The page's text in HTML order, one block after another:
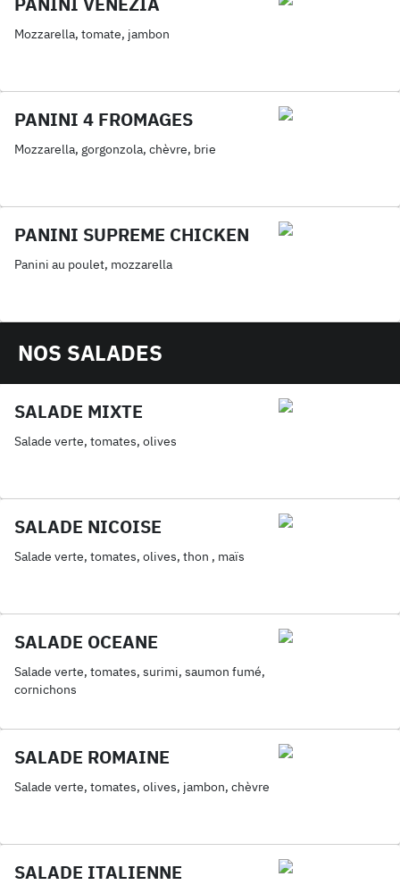
Mozzarella, tomate, jambon
PANINI 4 FROMAGES
Mozzarella, gorgonzola, chèvre, brie
PANINI SUPREME CHICKEN
Panini au poulet, mozzarella
NOS SALADES
SALADE MIXTE
Salade verte, tomates, olives
SALADE NICOISE
Salade verte, tomates, olives, thon , maïs
SALADE OCEANE
Salade verte, tomates, surimi, saumon fumé,
cornichons
SALADE ROMAINE
Salade verte, tomates, olives, jambon, chèvre
SALADE ITALIENNE